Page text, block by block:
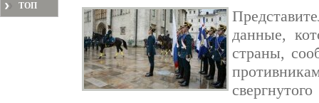
ТОП
данные,
страны,